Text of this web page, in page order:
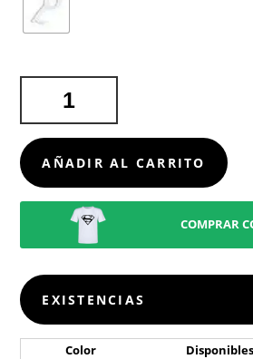
ANTICONTACT
NAPIL
CANTIDAD
AÑADIR AL CARRITO
COMPRAR
EXISTENCIAS
Color Disponibles